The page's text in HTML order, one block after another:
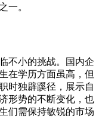
一。
不小的挑战。国内企
在学历方面虽高，但
时独辟蹊径，展示自
形势的不断变化，也
们需保持敏锐的市场